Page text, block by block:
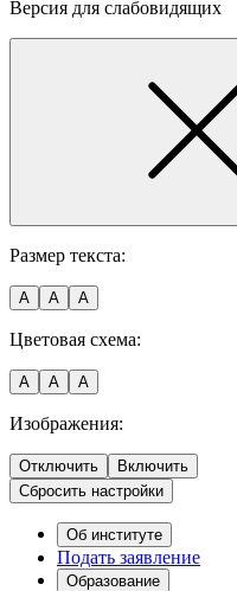
Версия для слабовидящих
Размер текста:
A A A
Цветовая схема:
A A A
Изображения:
Отключить
Включить
Сбросить настройки
Об институте
Подать заявление
Образование